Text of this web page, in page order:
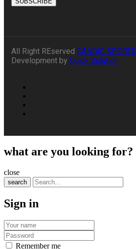
All Right REserved CANDIC SPORTS
Development by Quick Solution
what are you looking for?
close
search
Sign in
Remember me